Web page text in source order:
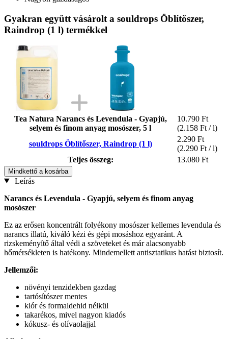
Gyakran együtt vásárolt a souldrops Öblítőszer,
Raindrop (1 l) termékkel
Tea Natura Narancs és Levendula - Gyapjú,
selyem és finom anyag mosószer, 5 l
10.790 Ft
(2.158 Ft / l)
souldrops Öblítőszer, Raindrop (1 l)
2.290 Ft
(2.290 Ft / l)
Teljes összeg:
13.080 Ft
Mindkettő a kosárba
Leírás
Narancs és Levendula - Gyapjú, selyem és finom anyag
mosószer
Ez az erősen koncentrált folyékony mosószer kellemes levendula és
narancs illatú, kiváló kézi és gépi mosáshoz egyaránt. A
rizskeményítő által védi a szöveteket és már alacsonyabb
hőmérsékleten is hatékony. Mindemellett antisztatikus hatást biztosít.
Jellemzői:
növényi tenzidekben gazdag
tartósítószer mentes
klór és formaldehid nélkül
takarékos, mivel nagyon kiadós
kókusz- és olívaolajjal